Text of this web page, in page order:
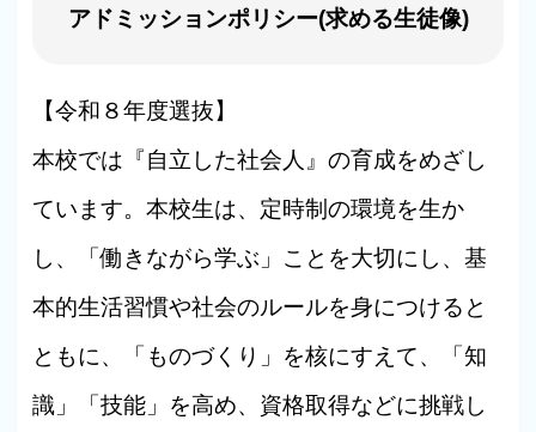
アドミッションポリシー(求める生徒像)
【令和８年度選抜】
本校では『自立した社会人』の育成をめざし
ています。本校生は、定時制の環境を生か
し、「働きながら学ぶ」ことを大切にし、基
本的生活習慣や社会のルールを身につけると
ともに、「ものづくり」を核にすえて、「知
識」「技能」を高め、資格取得などに挑戦し